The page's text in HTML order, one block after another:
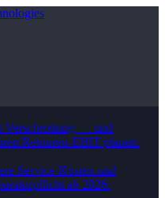
Verschrottung — und
Retouren-EBIT planen.
Service-Kosten und
ab 2026.